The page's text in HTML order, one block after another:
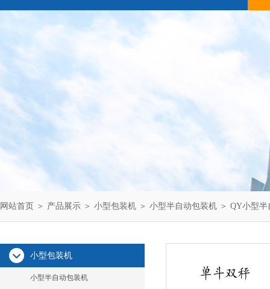
网站首页 ＞ 产品展示 ＞ 小型包装机 ＞ 小型半自动包装机 ＞ QY小型
小型包装机
小型半自动包装机